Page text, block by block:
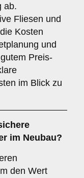
ab.
Fliesen und
Kosten
und
Preis-
im Blick zu
im Neubau?
den Wert